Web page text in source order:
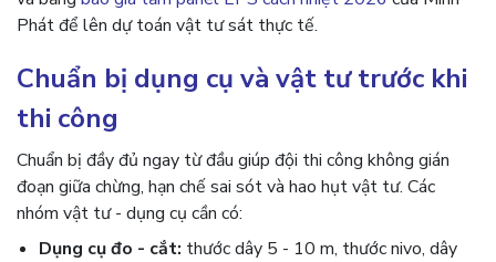
Phát để lên dự toán vật tư sát thực tế.
Chuẩn bị dụng cụ và vật tư trước khi
thi công
Chuẩn bị đầy đủ ngay từ đầu giúp đội thi công không gián
đoạn giữa chừng, hạn chế sai sót và hao hụt vật tư. Các
nhóm vật tư - dụng cụ cần có:
Dụng cụ đo - cắt: thước dây 5 - 10 m, thước nivo, dây